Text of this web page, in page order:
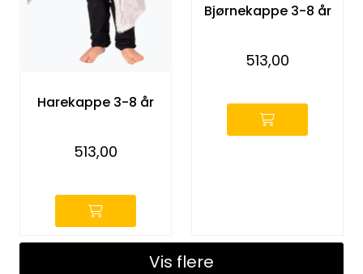
Harekappe 3-8 år
513,00
Bjørnekappe 3-8 år
513,00
Vis flere